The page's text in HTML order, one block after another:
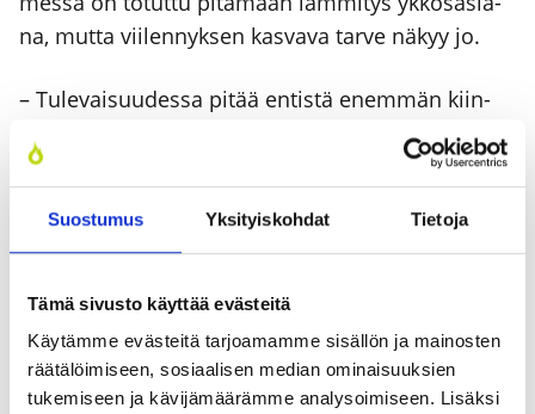
Suostumus Yksityiskohdat Tietoja
Tämä sivusto käyttää evästeitä
Käytämme evästeitä tarjoamamme sisällön ja mainosten
räätälöimiseen, sosiaalisen median ominaisuuksien
tukemiseen ja kävijämäärämme analysoimiseen. Lisäksi
na, mut­ta vii­len­nyk­sen kas­va­va tar­ve näkyy jo.
– Tule­vai­suu­des­sa pitää entis­tä enem­män kiin­
nit­tää huo­mio­ta sii­hen, että asun­nois­sa ei ole
kesäl­lä lii­an kuu­ma, Kir­si Jyl­hä huo­maut­taa.